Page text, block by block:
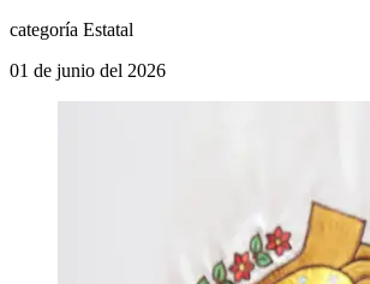
categoría Estatal
01 de junio del 2026